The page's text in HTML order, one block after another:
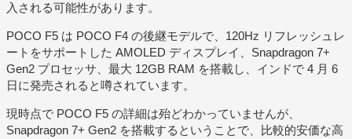
入される可能性があります。
POCO F5 は POCO F4 の後継モデルで、120Hz リフレッシュレ
ートをサポートした AMOLED ディスプレイ、Snapdragon 7+
Gen2 プロセッサ、最大 12GB RAM を搭載し、インドで 4 月 6
日に発売されると噂されています。
現時点で POCO F5 の詳細は殆どわかっていませんが、
Snapdragon 7+ Gen2 を搭載するということで、比較的安価な高